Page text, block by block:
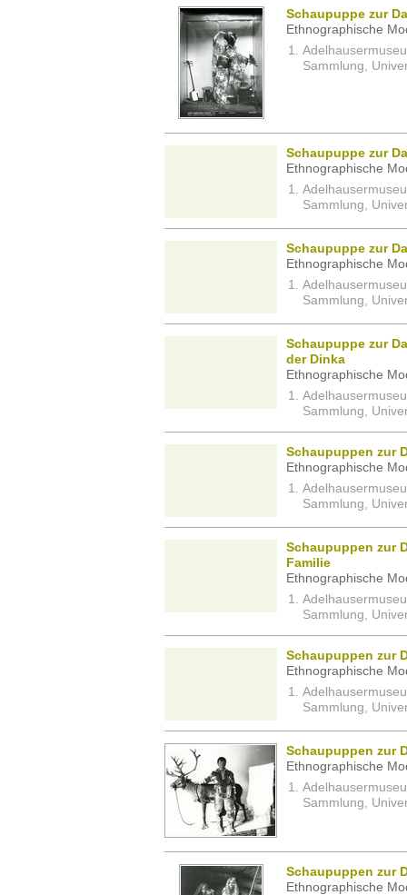
Schaupuppe zur
Ethnographische
Sammlung,
Schaupuppe zur
Ethnographische
Sammlung,
Schaupuppe zur
Ethnographische
Sammlung,
Schaupuppe zur
der Dinka
Ethnographische
Sammlung,
Schaupuppen zur
Ethnographische
Sammlung,
Schaupuppen zur
Familie
Ethnographische
Sammlung,
Schaupuppen zur
Ethnographische
Sammlung,
Schaupuppen zur
Ethnographische
Sammlung,
Schaupuppen zur
Ethnographische